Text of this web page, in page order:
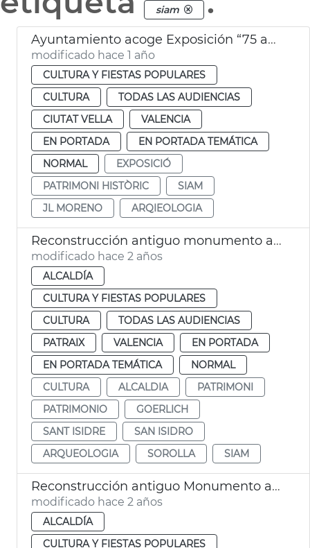
siam
Ayuntamiento acoge Exposición “75 anys, 75 peces. Una mirada a la història del SIAM”
modificado hace 1 año
CULTURA Y FIESTAS POPULARES
CULTURA
TODAS LAS AUDIENCIAS
CIUTAT VELLA
VALENCIA
EN PORTADA
EN PORTADA TEMÁTICA
NORMAL
EXPOSICIÓ
PATRIMONI HISTÒRIC
SIAM
JL MORENO
ARQIEOLOGIA
Reconstrucción antiguo monumento a Sorolla
modificado hace 2 años
ALCALDÍA
CULTURA Y FIESTAS POPULARES
CULTURA
TODAS LAS AUDIENCIAS
PATRAIX
VALENCIA
EN PORTADA
EN PORTADA TEMÁTICA
NORMAL
CULTURA
ALCALDIA
PATRIMONI
PATRIMONIO
GOERLICH
SANT ISIDRE
SAN ISIDRO
ARQUEOLOGIA
SOROLLA SIAM
Reconstrucción antiguo Monumento a Sorolla
modificado hace 2 años
ALCALDÍA
CULTURA Y FIESTAS POPULARES